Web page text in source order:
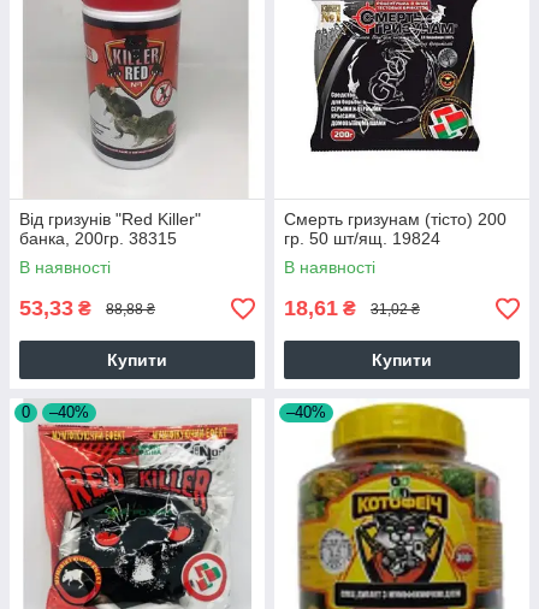
Від гризунів "Red Killer"
банка, 200гр. 38315
В наявності
53,33 ₴ 88,88 ₴
Купити
Смерть гризунам (тісто) 200
гр. 50 шт/ящ. 19824
В наявності
18,61 ₴ 31,02 ₴
Купити
0 –40% –40%